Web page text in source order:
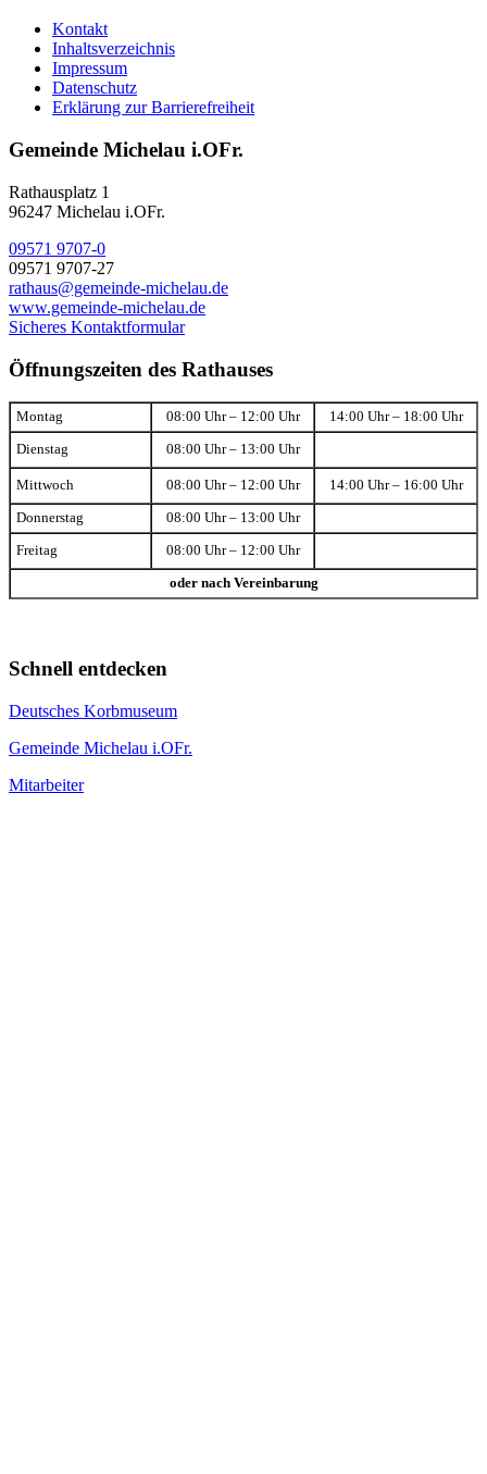
Kontakt
Inhaltsverzeichnis
Impressum
Datenschutz
Erklärung zur Barrierefreiheit
Gemeinde Michelau i.OFr.
Rathausplatz 1
96247 Michelau i.OFr.
09571 9707-0
09571 9707-27
rathaus@gemeinde-michelau.de
www.gemeinde-michelau.de
Sicheres Kontaktformular
Öffnungszeiten des Rathauses
Montag 08:00 Uhr – 12:00 Uhr 14:00 Uhr – 18:00 Uhr
Dienstag 08:00 Uhr – 13:00 Uhr
Mittwoch 08:00 Uhr – 12:00 Uhr 14:00 Uhr – 16:00 Uhr
Donnerstag 08:00 Uhr – 13:00 Uhr
Freitag 08:00 Uhr – 12:00 Uhr
oder nach Vereinbarung
Schnell entdecken
Deutsches Korbmuseum
Gemeinde Michelau i.OFr.
Mitarbeiter